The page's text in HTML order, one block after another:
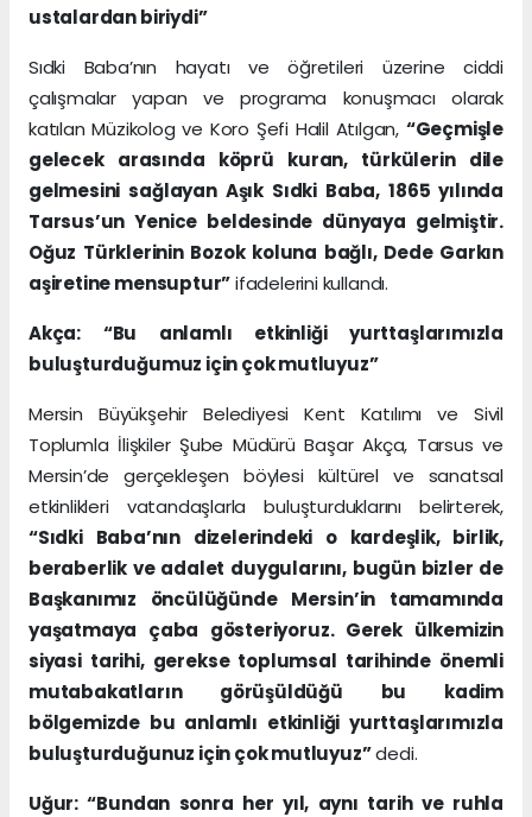
ustalardan biriydi”
Sıdki Baba’nın hayatı ve öğretileri üzerine ciddi
çalışmalar yapan ve programa konuşmacı olarak
katılan Müzikolog ve Koro Şefi Halil Atılgan, “Geçmişle
gelecek arasında köprü kuran, türkülerin dile
gelmesini sağlayan Aşık Sıdki Baba, 1865 yılında
Tarsus’un Yenice beldesinde dünyaya gelmiştir.
Oğuz Türklerinin Bozok koluna bağlı, Dede Garkın
aşiretine mensuptur”ifadelerini kullandı.
Akça: “Bu anlamlı etkinliği yurttaşlarımızla
buluşturduğumuz için çok mutluyuz”
Mersin Büyükşehir Belediyesi Kent Katılımı ve Sivil
Toplumla İlişkiler Şube Müdürü Başar Akça, Tarsus ve
Mersin’de gerçekleşen böylesi kültürel ve sanatsal
etkinlikleri vatandaşlarla buluşturduklarını belirterek,
“Sıdki Baba’nın dizelerindeki o kardeşlik, birlik,
beraberlik ve adalet duygularını, bugün bizler de
Başkanımız öncülüğünde Mersin’in tamamında
yaşatmaya çaba gösteriyoruz. Gerek ülkemizin
siyasi tarihi, gerekse toplumsal tarihinde önemli
mutabakatların görüşüldüğü bu kadim
bölgemizde bu anlamlı etkinliği yurttaşlarımızla
buluşturduğunuz için çok mutluyuz”dedi.
Uğur: “Bundan sonra her yıl, aynı tarih ve ruhla